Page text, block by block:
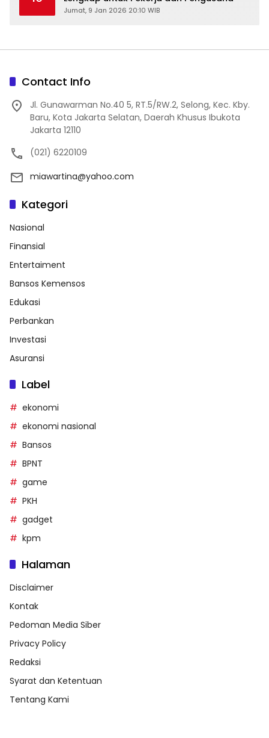
Jumat, 9 Jan 2026 20:10 WIB
Contact Info
Jl. Gunawarman No.40 5, RT.5/RW.2, Selong, Kec. Kby.
Baru, Kota Jakarta Selatan, Daerah Khusus Ibukota
Jakarta 12110
(021) 6220109
miawartina@yahoo.com
Kategori
Nasional
Finansial
Entertaiment
Bansos Kemensos
Edukasi
Perbankan
Investasi
Asuransi
Label
ekonomi
ekonomi nasional
Bansos
BPNT
game
PKH
gadget
kpm
Halaman
Disclaimer
Kontak
Pedoman Media Siber
Privacy Policy
Redaksi
Syarat dan Ketentuan
Tentang Kami